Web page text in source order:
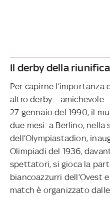
Il derby della
Per capirne l’importanza
altro derby – amichevole
27 gennaio del 1990, il
due mesi: a Berlino, nella
dell’Olympiastadion,
Olimpiadi del 1936,
spettatori, si gioca la
biancoazzurri dell’Ovest
match è organizzato